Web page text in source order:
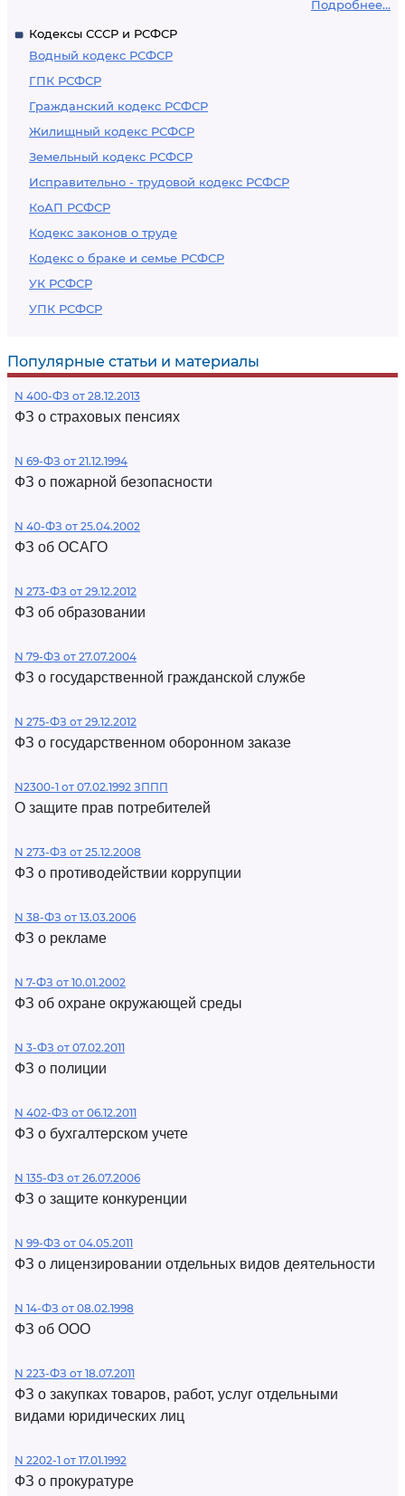
Подробнее...
Кодексы СССР и РСФСР
Водный кодекс РСФСР
ГПК РСФСР
Гражданский кодекс РСФСР
Жилищный кодекс РСФСР
Земельный кодекс РСФСР
Исправительно - трудовой кодекс РСФСР
КоАП РСФСР
Кодекс законов о труде
Кодекс о браке и семье РСФСР
УК РСФСР
УПК РСФСР
Популярные статьи и материалы
N 400-ФЗ от 28.12.2013
ФЗ о страховых пенсиях
N 69-ФЗ от 21.12.1994
ФЗ о пожарной безопасности
N 40-ФЗ от 25.04.2002
ФЗ об ОСАГО
N 273-ФЗ от 29.12.2012
ФЗ об образовании
N 79-ФЗ от 27.07.2004
ФЗ о государственной гражданской службе
N 275-ФЗ от 29.12.2012
ФЗ о государственном оборонном заказе
N2300-1 от 07.02.1992 ЗППП
О защите прав потребителей
N 273-ФЗ от 25.12.2008
ФЗ о противодействии коррупции
N 38-ФЗ от 13.03.2006
ФЗ о рекламе
N 7-ФЗ от 10.01.2002
ФЗ об охране окружающей среды
N 3-ФЗ от 07.02.2011
ФЗ о полиции
N 402-ФЗ от 06.12.2011
ФЗ о бухгалтерском учете
N 135-ФЗ от 26.07.2006
ФЗ о защите конкуренции
N 99-ФЗ от 04.05.2011
ФЗ о лицензировании отдельных видов деятельности
N 14-ФЗ от 08.02.1998
ФЗ об ООО
N 223-ФЗ от 18.07.2011
ФЗ о закупках товаров, работ, услуг отдельными
видами юридических лиц
N 2202-1 от 17.01.1992
ФЗ о прокуратуре